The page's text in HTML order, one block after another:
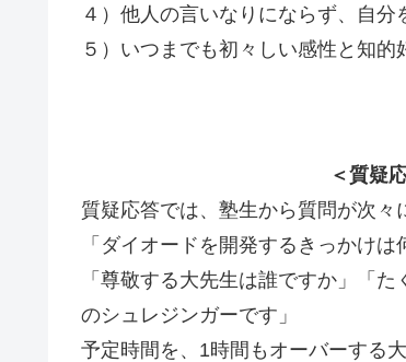
４）他人の言いなりにならず、自分
５）いつまでも初々しい感性と知的
＜質疑
質疑応答では、塾生から質問が次々
「ダイオードを開発するきっかけ
「尊敬する大先生は誰ですか」「
のシュレジンガーです」
予定時間を、1時間もオーバーする